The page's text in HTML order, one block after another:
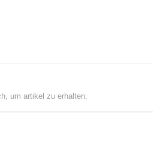
um artikel zu erhalten.